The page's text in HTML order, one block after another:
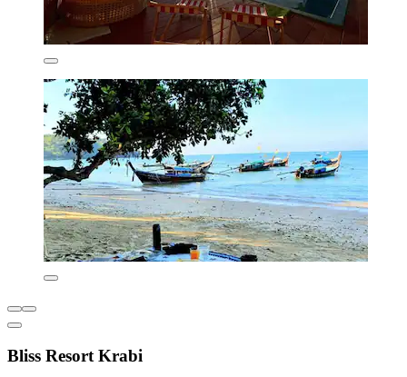
Bliss Resort Krabi